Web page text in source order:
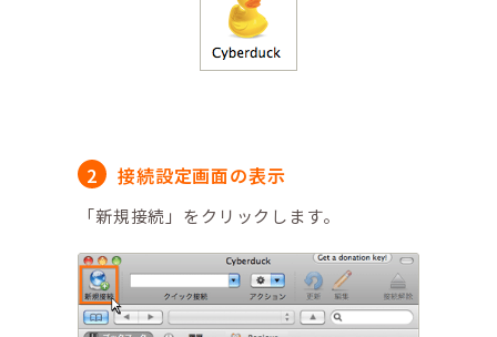
接続設定画面の表示
「新規接続」をクリックします。